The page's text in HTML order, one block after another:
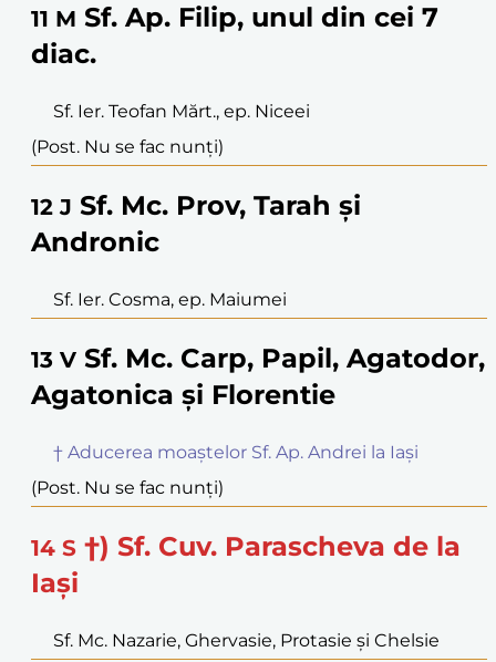
11 M Sf. Ap. Filip, unul din cei 7
diac.
Sf. Ier. Teofan Mărt., ep. Niceei
(Post. Nu se fac nunți)
12 J Sf. Mc. Prov, Tarah și
Andronic
Sf. Ier. Cosma, ep. Maiumei
13 V Sf. Mc. Carp, Papil, Agatodor,
Agatonica și Florentie
† Aducerea moaștelor Sf. Ap. Andrei la Iași
(Post. Nu se fac nunți)
14 S †) Sf. Cuv. Parascheva de la
Iași
Sf. Mc. Nazarie, Ghervasie, Protasie și Chelsie